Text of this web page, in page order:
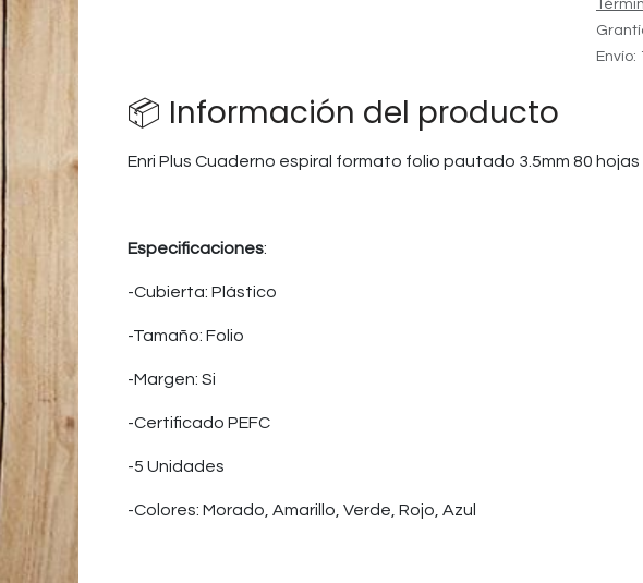
📦 Información del producto
Enri Plus Cuaderno espiral formato folio pautado 3.5mm 80 hojas
Especificaciones:
-Cubierta: Plástico
-Tamaño: Folio
-Margen: Si
-Certificado PEFC
-5 Unidades
-Colores: Morado, Amarillo, Verde, Rojo, Azul